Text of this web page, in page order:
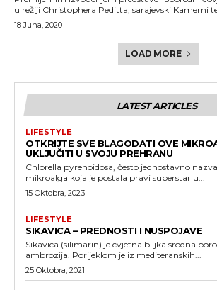
u režiji Christophera Peditta, sarajevski Kamerni
18 Juna, 2020
LOAD MORE
LATEST ARTICLES
LIFESTYLE
OTKRIJTE SVE BLAGODATI OVE
UKLJUČITI U SVOJU PREHRANU
Chlorella pyrenoidosa, često jednostavno
mikroalga koja je postala pravi superstar u...
15 Oktobra, 2023
LIFESTYLE
SIKAVICA – PREDNOSTI I NUSPOJAVE
Sikavica (silimarin) je cvjetna biljka srodna
ambrozija. Porijeklom je iz mediteranskih...
25 Oktobra, 2021